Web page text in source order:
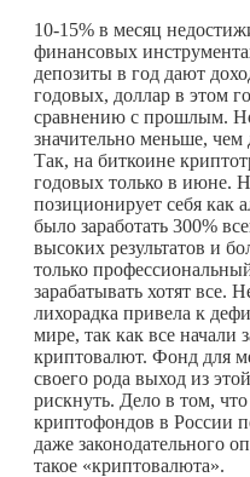
10-15% в месяц
финансовых
депозиты в год дают
годовых, доллар в этом
сравнению с прошлым.
значительно меньше,
Так, на биткоине
годовых только в июне.
позиционирует себя как
было заработать 300%
высоких результатов и
только
зарабатывать хотят все.
лихорадка привела к
мире, так как все начали
криптовалют. Фонд для
своего рода выход из
рискнуть. Дело в том, что
криптофондов в России
даже законодательного
такое «криптовалюта».